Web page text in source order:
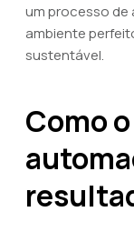
um processo de
ambiente
sustentável.
Como